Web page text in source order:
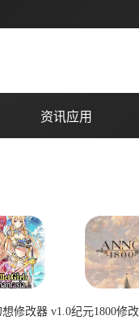
资讯应用
修改器 v1.0纪元1800修